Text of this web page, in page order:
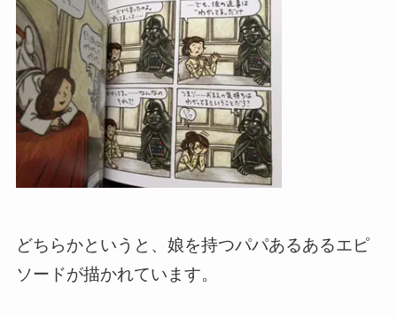
どちらかというと、娘を持つパパあるあるエピ
ソードが描かれています。